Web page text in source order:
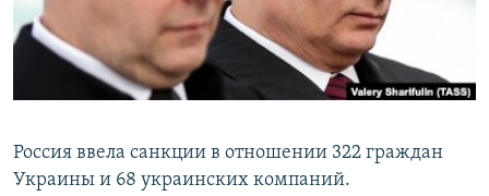
ПОБЕДИТЕЛЕЙ НЕ СУДЯТ?
КРЫМ.НЕПОКОРЕННЫЙ
ПРИСОЕДИНЯЙТЕСЬ!
Все сайты RFE/RL
Россия ввела санкции в отношении 322 граждан
Украины и 68 украинских компаний.